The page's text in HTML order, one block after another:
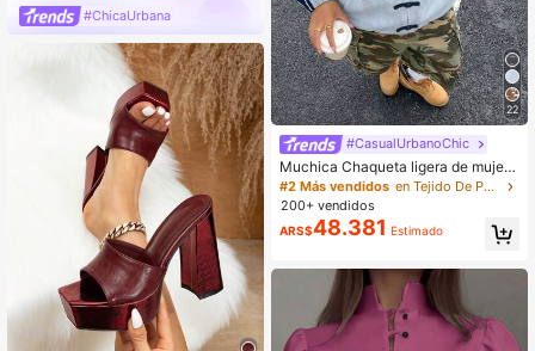
#ChicaUrbana
22
#CasualUrbanoChic
Muchica Chaqueta ligera de mujer
con botones y rayas azules de estil
o casual
#2 Más vendidos
en Tejido De Punto Ropa de abrigo para mujer
200+ vendidos
ARS$48.381 Estimado